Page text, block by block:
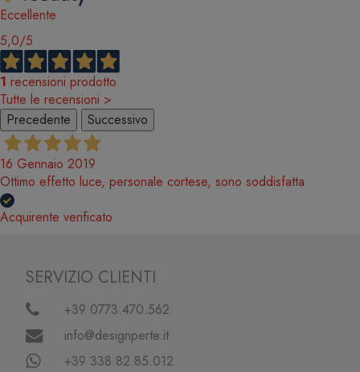
Eccellente
5,0/5
1 recensioni prodotto
Tutte le recensioni >
Precedente
Successivo
16 Gennaio 2019
Ottimo effetto luce, personale cortese, sono soddisfatta
Acquirente verificato
SERVIZIO CLIENTI
+39 0773.470.562
info@designperte.it
+39 338.82.85.012